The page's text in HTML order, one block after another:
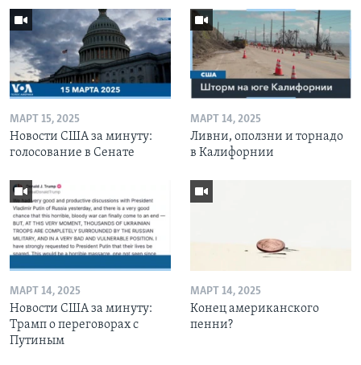
МАРТ 15, 2025
Новости США за минуту:
голосование в Сенате
МАРТ 14, 2025
Ливни, оползни и торнадо
в Калифорнии
МАРТ 14, 2025
Новости США за минуту:
Трамп о переговорах с
Путиным
МАРТ 14, 2025
Конец американского
пенни?